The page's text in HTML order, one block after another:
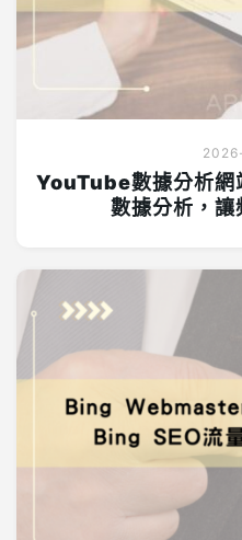
YouTube數據分析
數據分析，讓